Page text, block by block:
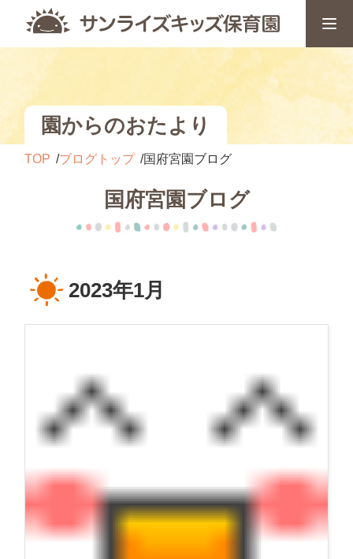
園からのおたより
TOP ブログトップ 国府宮園ブログ
国府宮園ブログ
2023年1月